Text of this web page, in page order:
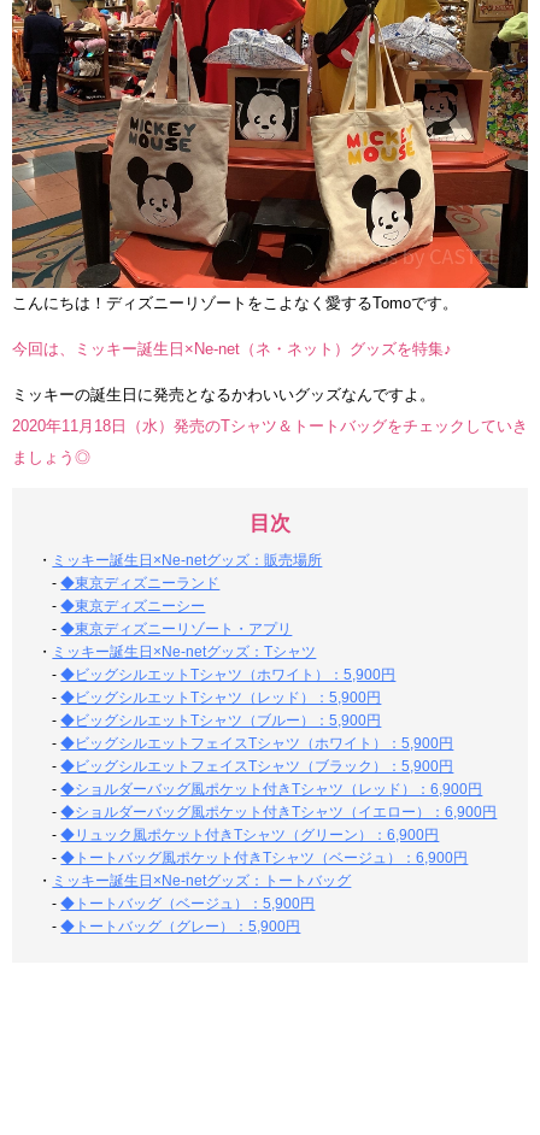
こんにちは！ディズニーリゾートをこよなく愛するTomoです。
今回は、ミッキー誕生日×Ne-net（ネ・ネット）グッズを特集♪
ミッキーの誕生日に発売となるかわいいグッズなんですよ。
2020年11月18日（水）発売のTシャツ＆トートバッグをチェックしていき
ましょう◎
目次
・ ミッキー誕生日×Ne-netグッズ：販売場所
-◆東京ディズニーランド
-◆東京ディズニーシー
-◆東京ディズニーリゾート・アプリ
・ ミッキー誕生日×Ne-netグッズ：Tシャツ
-◆ビッグシルエットTシャツ（ホワイト）：5,900円
-◆ビッグシルエットTシャツ（レッド）：5,900円
-◆ビッグシルエットTシャツ（ブルー）：5,900円
-◆ビッグシルエットフェイスTシャツ（ホワイト）：5,900円
-◆ビッグシルエットフェイスTシャツ（ブラック）：5,900円
-◆ショルダーバッグ風ポケット付きTシャツ（レッド）：6,900円
-◆ショルダーバッグ風ポケット付きTシャツ（イエロー）：6,900円
-◆リュック風ポケット付きTシャツ（グリーン）：6,900円
-◆トートバッグ風ポケット付きTシャツ（ベージュ）：6,900円
・ ミッキー誕生日×Ne-netグッズ：トートバッグ
-◆トートバッグ（ベージュ）：5,900円
-◆トートバッグ（グレー）：5,900円